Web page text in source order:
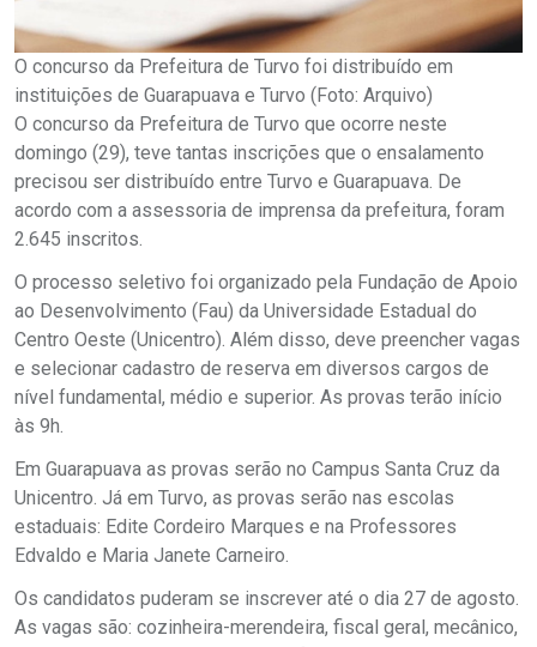
O concurso da Prefeitura de Turvo foi distribuído em
instituições de Guarapuava e Turvo (Foto: Arquivo)
O concurso da Prefeitura de Turvo que ocorre neste
domingo (29), teve tantas inscrições que o ensalamento
precisou ser distribuído entre Turvo e Guarapuava. De
acordo com a assessoria de imprensa da prefeitura, foram
2.645 inscritos.
O processo seletivo foi organizado pela Fundação de Apoio
ao Desenvolvimento (Fau) da Universidade Estadual do
Centro Oeste (Unicentro). Além disso, deve preencher vagas
e selecionar cadastro de reserva em diversos cargos de
nível fundamental, médio e superior. As provas terão início
às 9h.
Em Guarapuava as provas serão no Campus Santa Cruz da
Unicentro. Já em Turvo, as provas serão nas escolas
estaduais: Edite Cordeiro Marques e na Professores
Edvaldo e Maria Janete Carneiro.
Os candidatos puderam se inscrever até o dia 27 de agosto.
As vagas são: cozinheira-merendeira, fiscal geral, mecânico,